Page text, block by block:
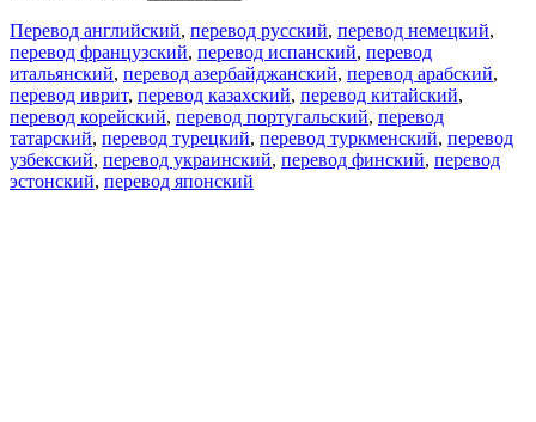
Перевод английский, перевод русский, перевод немецкий,
перевод французский, перевод испанский, перевод
итальянский, перевод азербайджанский, перевод арабский,
перевод иврит, перевод казахский, перевод китайский,
перевод корейский, перевод португальский, перевод
татарский, перевод турецкий, перевод туркменский, перевод
узбекский, перевод украинский, перевод финский, перевод
эстонский, перевод японский